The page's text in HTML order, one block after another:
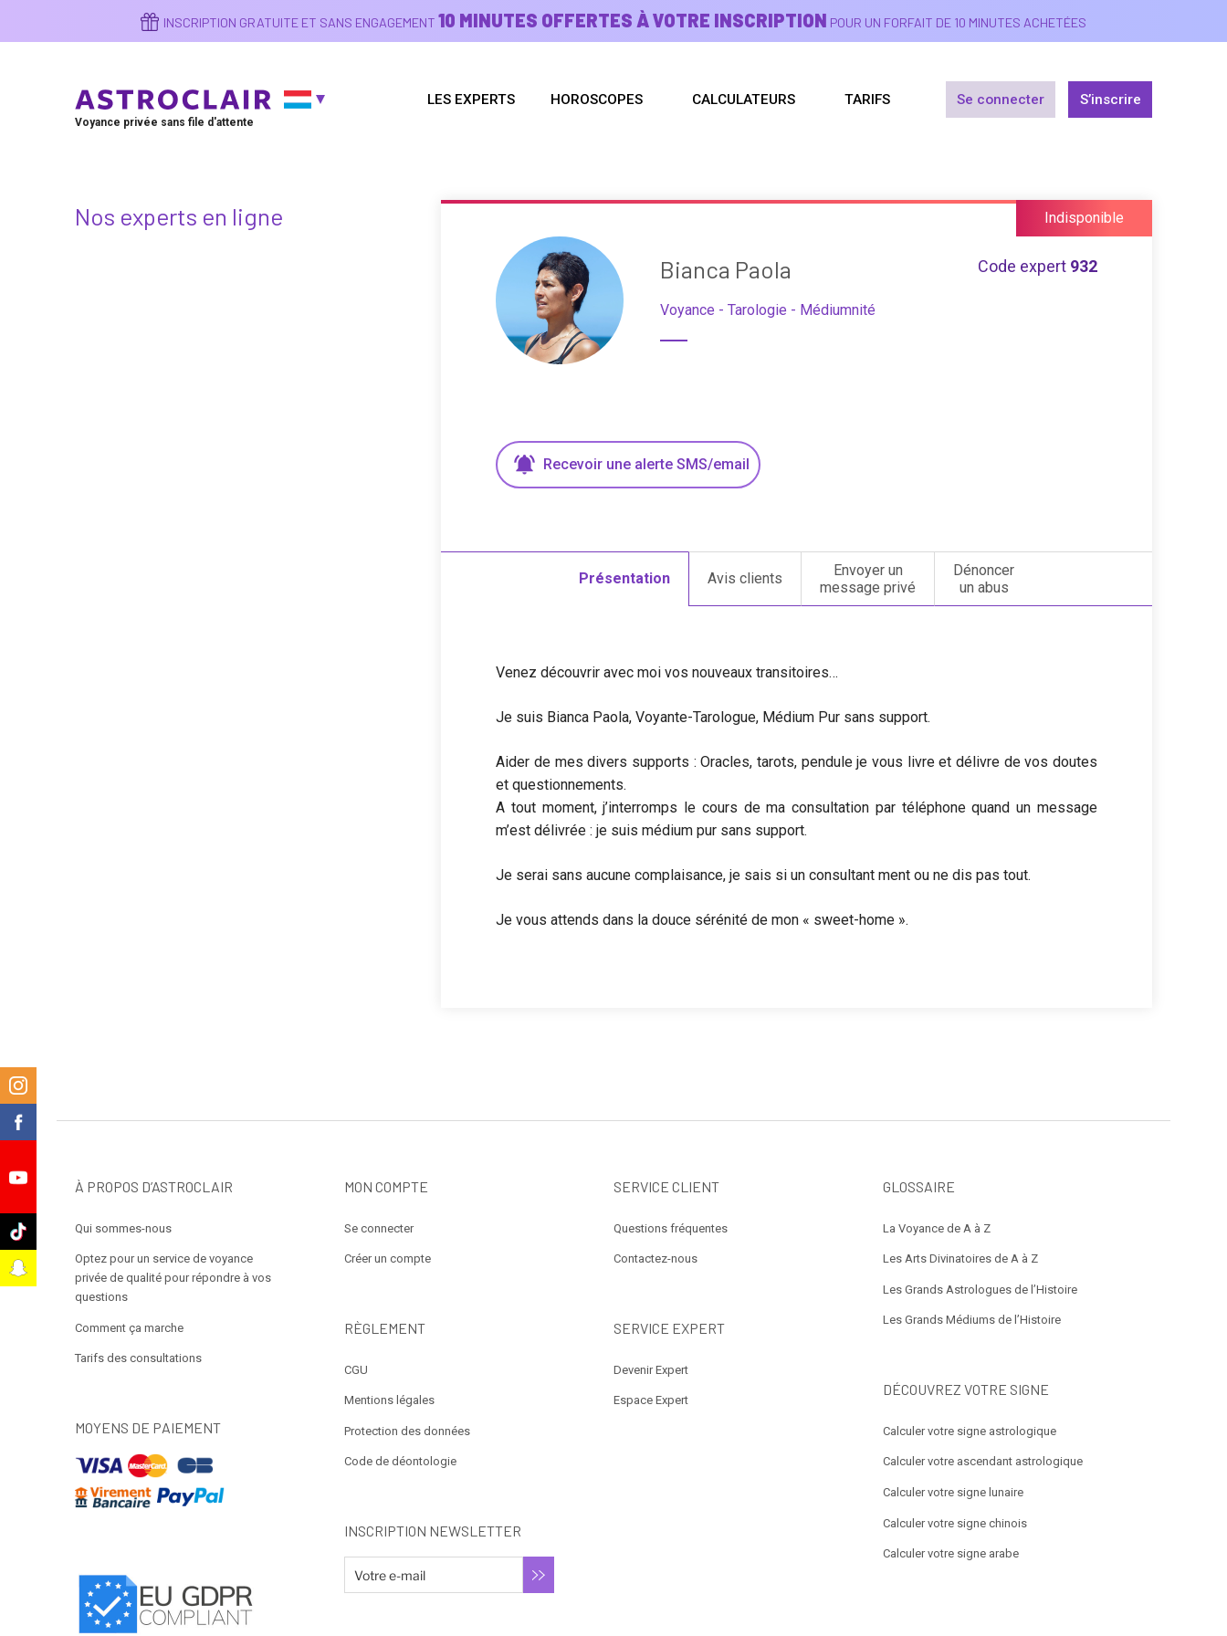
contenu
INSCRIPTION GRATUITE ET SANS ENGAGEMENT 10 MINUTES OFFERTES À VOTRE INSCRIPTION POUR UN FORFAIT DE 10 MINUTES ACHETÉES
Voyance privée sans file d'attente
LES EXPERTS HOROSCOPES CALCULATEURS TARIFS Se connecter S’inscrire
Nos experts en ligne Indisponible
Bianca Paola Code expert 932
Voyance - Tarologie - Médiumnité
Recevoir une alerte SMS/email
Présentation Avis clients
Envoyer un
message privé
Dénoncer
un abus
Venez découvrir avec moi vos nouveaux transitoires…
Je suis Bianca Paola, Voyante-Tarologue, Médium Pur sans support.
Aider de mes divers supports : Oracles, tarots, pendule je vous livre et délivre de vos doutes
et questionnements.
A tout moment, j’interromps le cours de ma consultation par téléphone quand un message
m’est délivrée : je suis médium pur sans support.
Je serai sans aucune complaisance, je sais si un consultant ment ou ne dis pas tout.
Je vous attends dans la douce sérénité de mon « sweet-home ».
À PROPOS D’ASTROCLAIR
Qui sommes-nous
Optez pour un service de voyance
privée de qualité pour répondre à vos
questions
Comment ça marche
Tarifs des consultations
MOYENS DE PAIEMENT
MON COMPTE
Se connecter
Créer un compte
RÈGLEMENT
CGU
Mentions légales
Protection des données
Code de déontologie
INSCRIPTION NEWSLETTER
SERVICE CLIENT
Questions fréquentes
Contactez-nous
SERVICE EXPERT
Devenir Expert
Espace Expert
GLOSSAIRE
La Voyance de A à Z
Les Arts Divinatoires de A à Z
Les Grands Astrologues de l’Histoire
Les Grands Médiums de l’Histoire
DÉCOUVREZ VOTRE SIGNE
Calculer votre signe astrologique
Calculer votre ascendant astrologique
Calculer votre signe lunaire
Calculer votre signe chinois
Calculer votre signe arabe